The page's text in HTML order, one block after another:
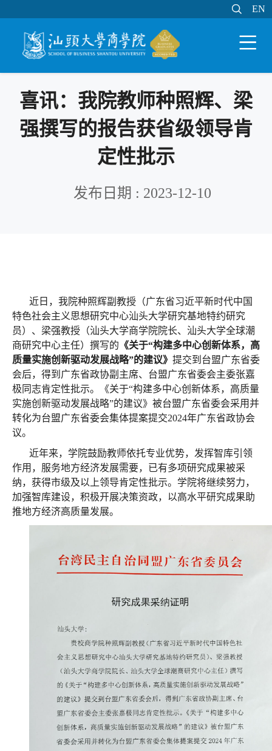
 EN
 EN

喜讯：我院教师种照辉、梁
强撰写的报告获省级领导肯
定性批示
发布日期 : 2023-12-10
近日，我院种照辉副教授（广东省习近平新时代中国
特色社会主义思想研究中心汕头大学研究基地特约研究
员）、梁强教授（汕头大学商学院院长、汕头大学全球潮
商研究中心主任）撰写的 《关于“构建多中心创新体系，高
质量实施创新驱动发展战略”的建议》 提交到台盟广东省委
会后，得到广东省政协副主席、台盟广东省委会主委张嘉
极同志肯定性批示。《关于“构建多中心创新体系，高质量
实施创新驱动发展战略”的建议》被台盟广东省委会采用并
转化为台盟广东省委会集体提案提交2024年广东省政协会
议。
近年来，学院鼓励教师依托专业优势，发挥智库引领
作用，服务地方经济发展需要，已有多项研究成果被采
纳，获得市级及以上领导肯定性批示。学院将继续努力，
加强智库建设，积极开展决策资政，以高水平研究成果助
推地方经济高质量发展。